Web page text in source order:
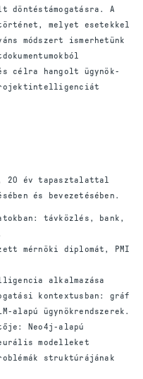
döntéstámogatásra. A
melyet esetekkel
módszert ismerhetünk
célra hangolt ügynök-
20 év tapasztalattal
és bevezetésében.
távközlés, bank,
mérnöki diplomát, PMI
alkalmazása
kontextusban: gráf
ügynökrendszerek.
Neo4j-alapú
modelleket
struktúrájának